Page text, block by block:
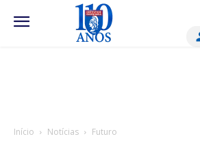
Início Notícias Futuro